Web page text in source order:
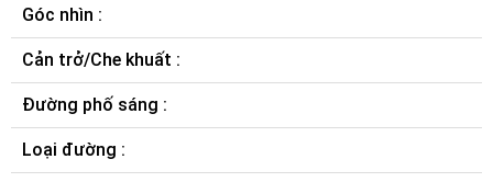
Góc nhìn :
Cản trở/Che khuất :
Đường phố sáng :
Loại đường :